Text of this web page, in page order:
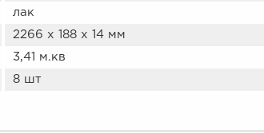
лак
2266 х 188 х 14 мм
3,41 м.кв
8 шт